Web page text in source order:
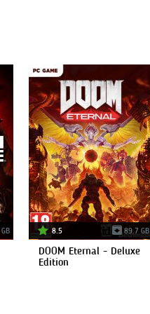
8.5 89.7 GB
DOOM Eternal - Deluxe
Edition